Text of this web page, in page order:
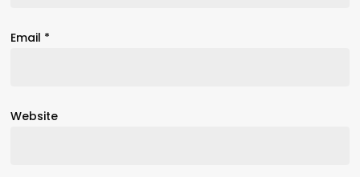
Email *
Website